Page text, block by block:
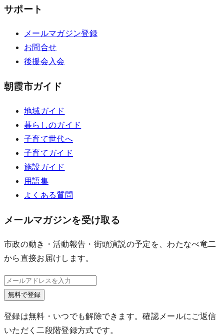
サポート
メールマガジン登録
お問合せ
後援会入会
朝霞市ガイド
地域ガイド
暮らしのガイド
子育て世代へ
子育てガイド
施設ガイド
用語集
よくある質問
メールマガジンを受け取る
市政の動き・活動報告・街頭演説の予定を、わたなべ竜二
から直接お届けします。
無料で登録
登録は無料・いつでも解除できます。確認メールにご返信
いただく二段階登録方式です。